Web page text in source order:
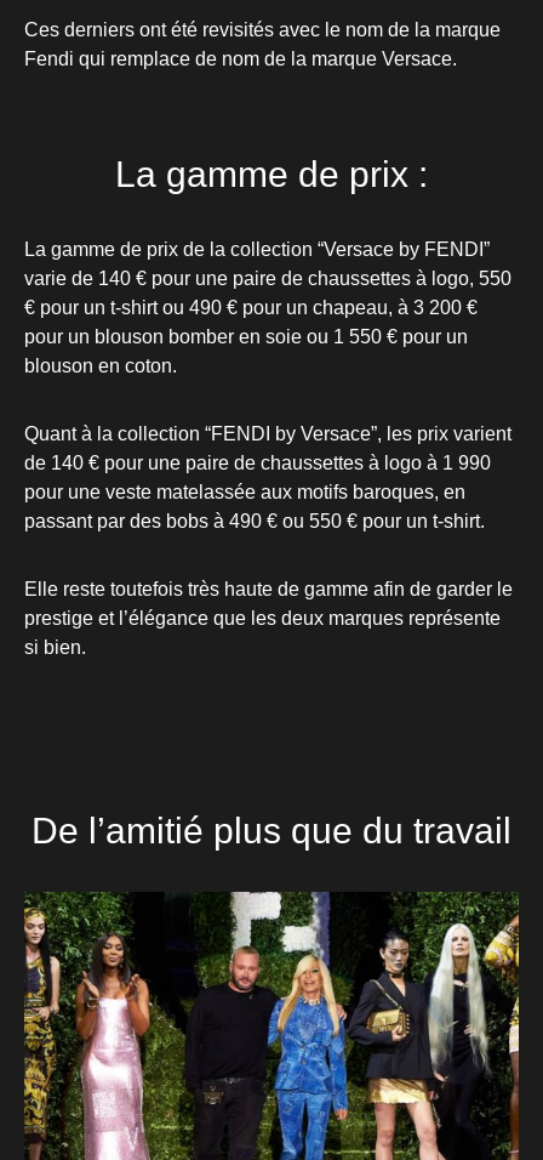
Ces derniers ont été revisités avec le nom de la marque
Fendi qui remplace de nom de la marque Versace.
La gamme de prix :
La gamme de prix de la collection “Versace by FENDI”
varie de 140 € pour une paire de chaussettes à logo, 550
€ pour un t-shirt ou 490 € pour un chapeau, à 3 200 €
pour un blouson bomber en soie ou 1 550 € pour un
blouson en coton.
Quant à la collection “FENDI by Versace”, les prix varient
de 140 € pour une paire de chaussettes à logo à 1 990
pour une veste matelassée aux motifs baroques, en
passant par des bobs à 490 € ou 550 € pour un t-shirt.
Elle reste toutefois très haute de gamme afin de garder le
prestige et l’élégance que les deux marques représente
si bien.
De l’amitié plus que du travail